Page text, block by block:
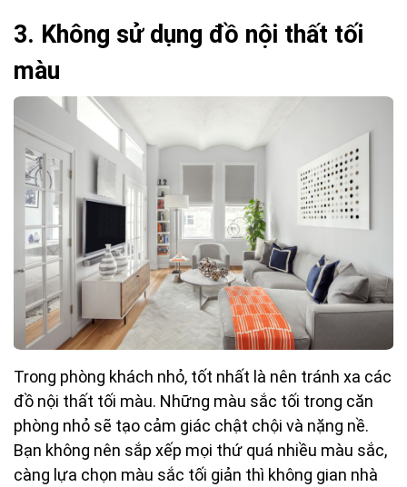
3. Không sử dụng đồ nội thất tối
màu
Trong phòng khách nhỏ, tốt nhất là nên tránh xa các
đồ nội thất tối màu. Những màu sắc tối trong căn
phòng nhỏ sẽ tạo cảm giác chật chội và nặng nề.
Bạn không nên sắp xếp mọi thứ quá nhiều màu sắc,
càng lựa chọn màu sắc tối giản thì không gian nhà